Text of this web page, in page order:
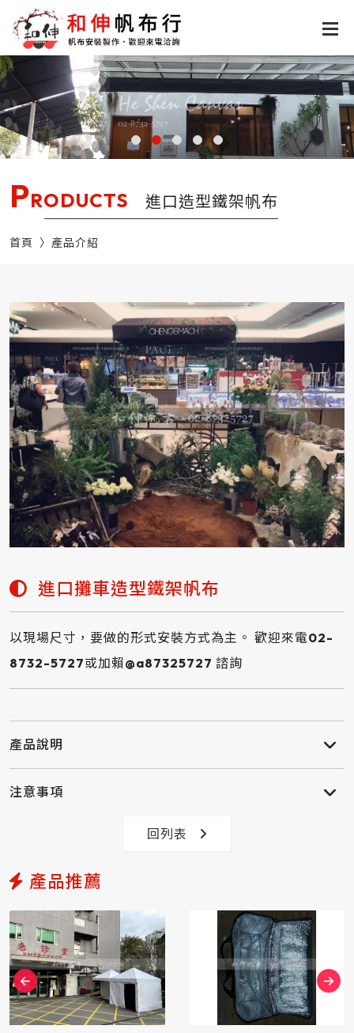
PRODUCTS 進口造型鐵架帆布
首頁 產品介紹
進口攤車造型鐵架帆布
以現場尺寸，要做的形式安裝方式為主。 歡迎來電02-
8732-5727或加賴@a87325727 諮詢
產品說明
注意事項
回列表
產品推薦